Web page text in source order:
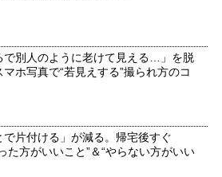
で別人のように老けて見える…」を脱
マホ写真で“若見えする”撮られ方のコ
で片付ける」が減る。帰宅後すぐ
た方がいいこと”＆“やらない方がいい